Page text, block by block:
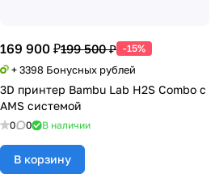
169 900 ₽199 500 ₽ -15%
+ 3398 Бонусных рублей
3D принтер Bambu Lab H2S Combo с
AMS системой
0 0 В наличии
В корзину